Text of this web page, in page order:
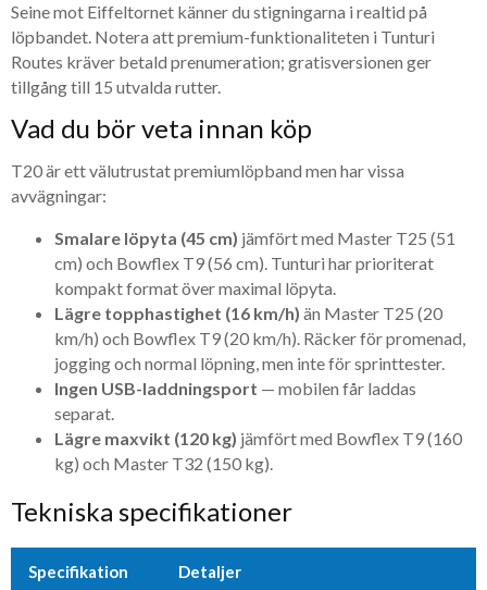
Seine mot Eiffeltornet känner du stigningarna i realtid på
löpbandet. Notera att premium-funktionaliteten i Tunturi
Routes kräver betald prenumeration; gratisversionen ger
tillgång till 15 utvalda rutter.
Vad du bör veta innan köp
T20 är ett välutrustat premiumlöpband men har vissa
avvägningar:
Smalare löpyta (45 cm) jämfört med Master T25 (51
cm) och Bowflex T9 (56 cm). Tunturi har prioriterat
kompakt format över maximal löpyta.
Lägre topphastighet (16 km/h) än Master T25 (20
km/h) och Bowflex T9 (20 km/h). Räcker för promenad,
jogging och normal löpning, men inte för sprinttester.
Ingen USB-laddningsport — mobilen får laddas
separat.
Lägre maxvikt (120 kg) jämfört med Bowflex T9 (160
kg) och Master T32 (150 kg).
Tekniska specifikationer
Specifikation Detaljer